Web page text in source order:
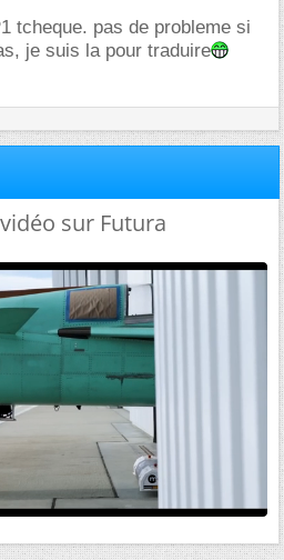
tcheque. pas de probleme si
je suis la pour traduire
sur Futura